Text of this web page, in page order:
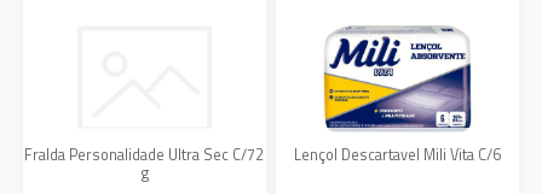
Fralda Personalidade Ultra Sec C/72
g
Lençol Descartavel Mili Vita C/6